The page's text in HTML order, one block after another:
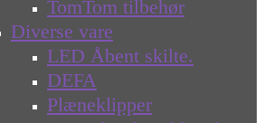
TomTom tilbehør
Diverse vare
LED Åbent skilte.
DEFA
Plæneklipper